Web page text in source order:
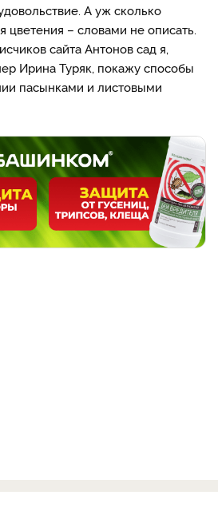
А уж сколько
цветения – словами не описать.
сайта Антонов сад я,
Ирина Туряк, покажу способы
пасынками и листовыми